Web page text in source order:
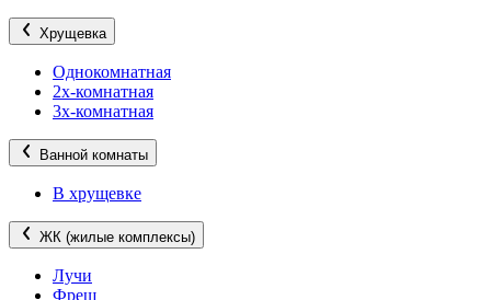
Хрущевка
Однокомнатная
2х-комнатная
3х-комнатная
Ванной комнаты
В хрущевке
ЖК (жилые комплексы)
Лучи
Фреш